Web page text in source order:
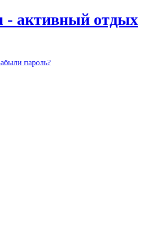
aктивный отдых
пароль?